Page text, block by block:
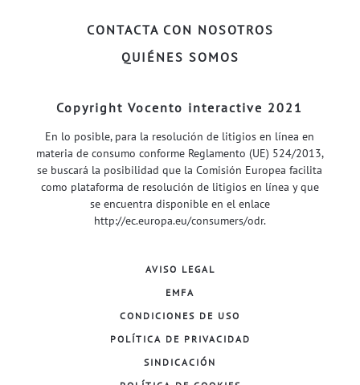
CONTACTA CON NOSOTROS
QUIÉNES SOMOS
Copyright Vocento interactive 2021
En lo posible, para la resolución de litigios en línea en
materia de consumo conforme Reglamento (UE) 524/2013,
se buscará la posibilidad que la Comisión Europea facilita
como plataforma de resolución de litigios en línea y que
se encuentra disponible en el enlace
http://ec.europa.eu/consumers/odr.
AVISO LEGAL
EMFA
CONDICIONES DE USO
POLÍTICA DE PRIVACIDAD
SINDICACIÓN